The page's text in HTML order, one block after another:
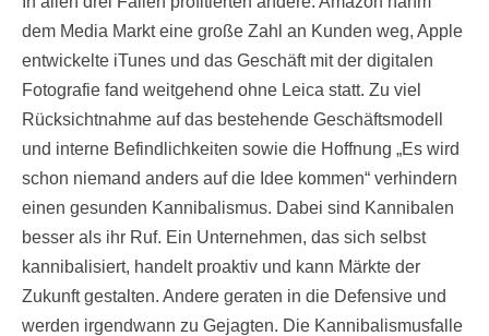
dem Media Markt eine große Zahl an Kunden weg, Apple
entwickelte iTunes und das Geschäft mit der digitalen
Fotografie fand weitgehend ohne Leica statt. Zu viel
Rücksichtnahme auf das bestehende Geschäftsmodell
und interne Befindlichkeiten sowie die Hoffnung „Es wird
schon niemand anders auf die Idee kommen“ verhindern
einen gesunden Kannibalismus. Dabei sind Kannibalen
besser als ihr Ruf. Ein Unternehmen, das sich selbst
kannibalisiert, handelt proaktiv und kann Märkte der
Zukunft gestalten. Andere geraten in die Defensive und
werden irgendwann zu Gejagten. Die Kannibalismusfalle